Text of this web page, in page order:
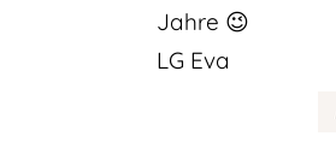
Jahre 😉
LG Eva